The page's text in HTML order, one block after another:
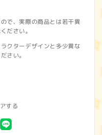
で、実際の商品とは若干異
ださい。
クターデザインと多少異な
さい。
する
X